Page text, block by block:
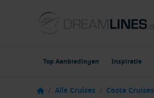
Top Aanbiedingen Inspiratie
/ Alle Cruises / Costa Cruises